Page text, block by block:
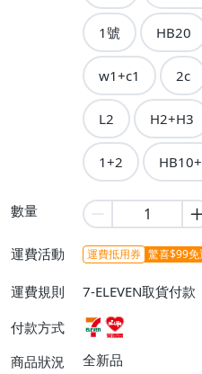
1號 HB20
w1+c1 2c
L2 H2+H3
1+2
數量
運費活動 運費抵用券 驚喜$99免
運費規則
7-ELEVEN取貨付
貨付款【免運費】
付款方式
商品狀況
全新品